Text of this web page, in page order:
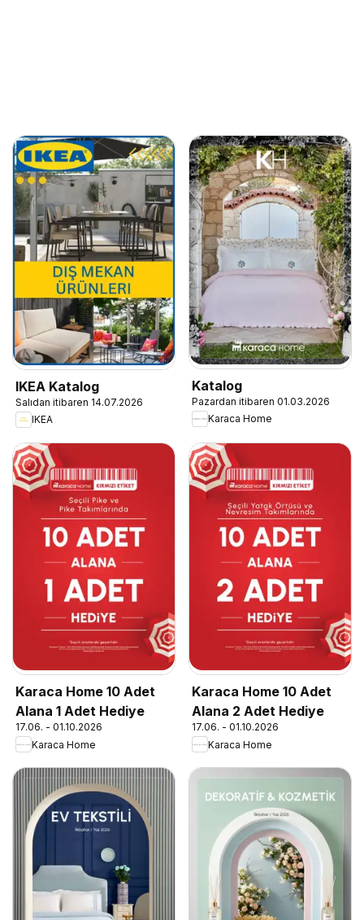
IKEA Katalog
Salıdan itibaren 14.07.2026
IKEA
Katalog
Pazardan itibaren 01.03.2026
Karaca Home
Karaca Home 10 Adet
Alana 1 Adet Hediye
17.06. - 01.10.2026
Karaca Home
Karaca Home 10 Adet
Alana 2 Adet Hediye
17.06. - 01.10.2026
Karaca Home